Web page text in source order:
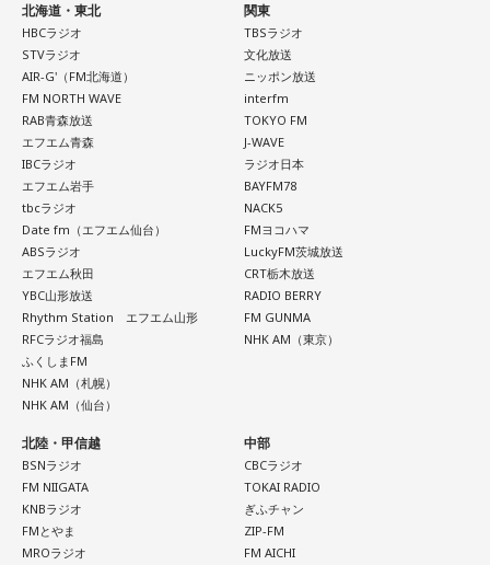
北海道・東北
HBCラジオ
STVラジオ
AIR-G'（FM北海道）
FM NORTH WAVE
RAB青森放送
エフエム青森
IBCラジオ
エフエム岩手
tbcラジオ
Date fm（エフエム仙台）
ABSラジオ
エフエム秋田
YBC山形放送
Rhythm Station エフエム山形
RFCラジオ福島
ふくしまFM
NHK AM（札幌）
NHK AM（仙台）
関東
TBSラジオ
文化放送
ニッポン放送
interfm
TOKYO FM
J-WAVE
ラジオ日本
BAYFM78
NACK5
FMヨコハマ
LuckyFM茨城放送
CRT栃木放送
RADIO BERRY
FM GUNMA
NHK AM（東京）
北陸・甲信越
BSNラジオ
FM NIIGATA
KNBラジオ
FMとやま
MROラジオ
中部
CBCラジオ
TOKAI RADIO
ぎふチャン
ZIP-FM
FM AICHI